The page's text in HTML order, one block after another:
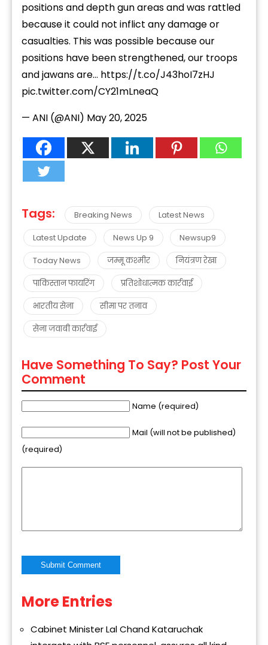
positions and depth gun areas and was rattled
because it could not inflict any damage or
casualties. This was possible because our
positions have been strengthened, our troops
and jawans are… https://t.co/J43hoI7zHJ
pic.twitter.com/CY21mLneaQ
— ANI (@ANI) May 20, 2025
Tags: Breaking News
Latest News
Latest Update
News Up 9
Newsup9
Today News
जम्मू कश्मीर
नियंत्रण रेखा
पाकिस्तान फायरिंग
प्रतिशोधात्मक कार्रवाई
भारतीय सेना
सीमा पर तनाव
सेना जवाबी कार्रवाई
Have Something To Say? Post Your
Comment
Name (required)
Mail (will not be published)
(required)
Alternative:
More Entries
Cabinet Minister Lal Chand Kataruchak